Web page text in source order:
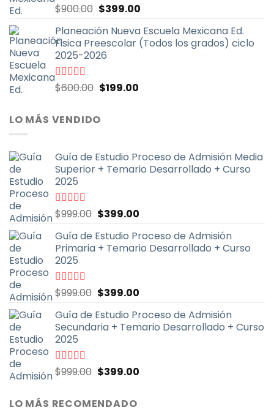
Valorado
con
5
$900.00 El
original
era:
$900.00.
$399.00El
actual
es:
Planeación Nueva Escuela Mexicana Ed.
Fisica Preescolar (Todos los grados) ciclo
2025-2026
Valorado
con
$600.00 El
original
era:
$199.00El
LO MÁS VENDIDO
Guía de Estudio Proceso de Admisión Media
Superior + Temario Desarrollado + Curso
2025
Valorado
con
5
$999.00 El
original
era:
$399.00El
actual
es:
Guía de Estudio Proceso de Admisión
Primaria + Temario Desarrollado + Curso
2025
Valorado
con
5
$999.00 El
original
era:
$399.00El
actual
es:
Guía de Estudio Proceso de Admisión
Secundaria + Temario Desarrollado + Curso
2025
Valorado
con
$999.00 El
original
era:
$399.00El
LO MÁS RECOMENDADO